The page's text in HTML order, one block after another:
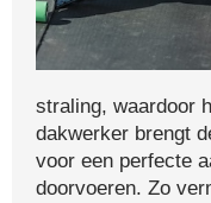
straling, waardoor
dakwerker brengt
voor een perfecte
doorvoeren. Zo